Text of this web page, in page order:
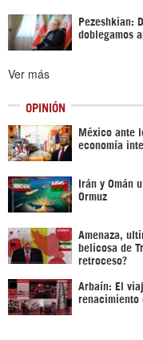
Pezeshkian:
doblegamos
Ver más
OPINIÓN
México ante
economía
Irán y Omán
Ormuz
Amenaza,
belicosa de
retroceso?
Arbaín: El
renacimiento